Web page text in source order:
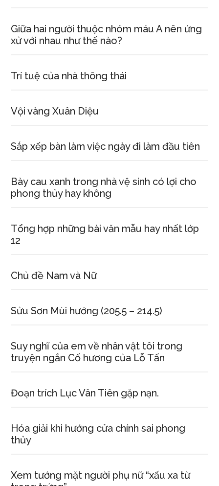
Giữa hai người thuộc nhóm máu A nên ứng
xử với nhau như thế nào?
Trí tuệ của nhà thông thái
Vội vàng Xuân Diệu
Sắp xếp bàn làm việc ngày đi làm đầu tiên
Bày cau xanh trong nhà vệ sinh có lợi cho
phong thủy hay không
Tổng hợp những bài văn mẫu hay nhất lớp
12
Chủ đề Nam và Nữ
Sửu Sơn Mùi hướng (205.5 – 214.5)
Suy nghĩ của em về nhân vật tôi trong
truyện ngắn Cố hương của Lỗ Tấn
Đoạn trích Lục Vân Tiên gặp nạn.
Hóa giải khi hướng cửa chính sai phong
thủy
Xem tướng mặt người phụ nữ “xấu xa từ